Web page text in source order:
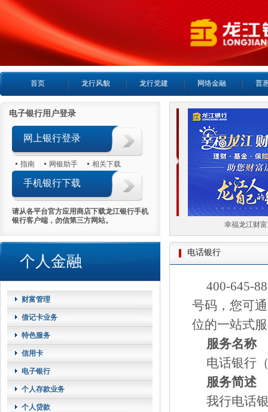
首页 龙行风貌 龙行党建 网络金融 普
电子银行用户登录
网上银行登录
指南 网银助手 相关下载
手机银行下载
请从各平台官方应用商店下载龙江银行手机
银行客户端，勿信第三方网站。
个人金融
财富管理
借记卡业务
特色服务
信用卡
电子银行
个人存款业务
个人贷款
喜报首日热销5000万 幸福龙江财富
电话银行
400-645-
号码，您可
位的一站式
服务名称
电话银行
服务简述
我行电话